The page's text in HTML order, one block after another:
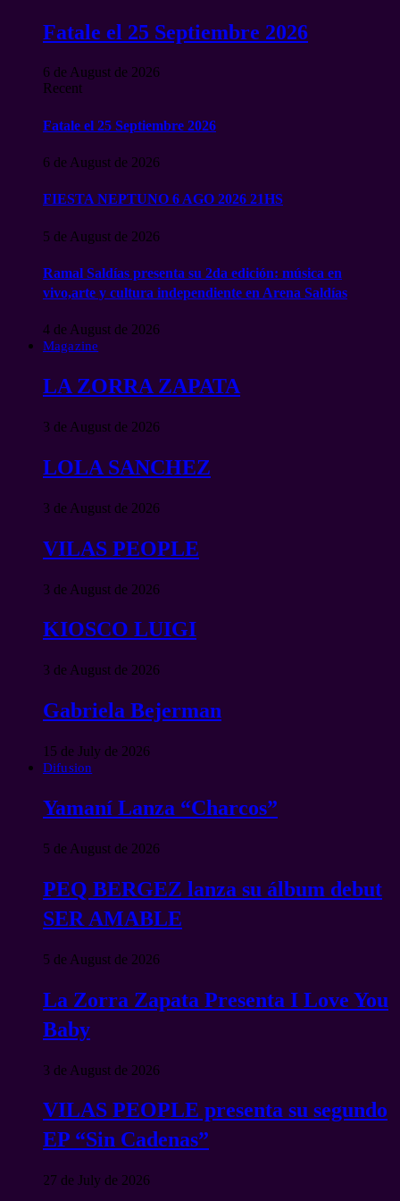
Fatale el 25 Septiembre 2026
6 de August de 2026
Recent
Fatale el 25 Septiembre 2026
6 de August de 2026
FIESTA NEPTUNO 6 AGO 2026 21HS
5 de August de 2026
Ramal Saldías presenta su 2da edición: música en
vivo,arte y cultura independiente en Arena Saldías
4 de August de 2026
Magazine
LA ZORRA ZAPATA
3 de August de 2026
LOLA SANCHEZ
3 de August de 2026
VILAS PEOPLE
3 de August de 2026
KIOSCO LUIGI
3 de August de 2026
Gabriela Bejerman
15 de July de 2026
Difusion
Yamaní Lanza “Charcos”
5 de August de 2026
PEQ BERGEZ lanza su álbum debut
SER AMABLE
5 de August de 2026
La Zorra Zapata Presenta I Love You
Baby
3 de August de 2026
VILAS PEOPLE presenta su segundo
EP “Sin Cadenas”
27 de July de 2026